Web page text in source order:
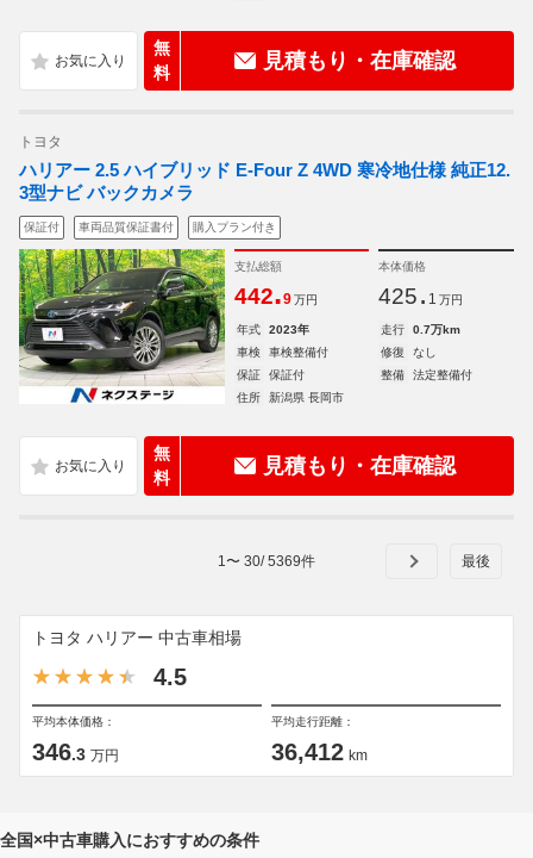
無
料
見積もり・在庫確認
トヨタ
ハリアー 2.5 ハイブリッド E-Four Z 4WD 寒冷地仕様 純正12.
3型ナビ バックカメラ
保証付 車両品質保証書付 購入プラン付き
支払総額
442.9 万円
本体価格
425. 1 万円
年式 2023年 走行
0.7万km
車検
車検整備付 修復
なし
保証
保証付 整備
法定整備付
住所
新潟県 長岡市
無
料
見積もり・在庫確認
1 〜 30/5369件
トヨタ ハリアー 中古車相場
4.5
平均本体価格：
346.3 万円
平均走行距離：
36,412 km
全国×中古車購入におすすめの条件